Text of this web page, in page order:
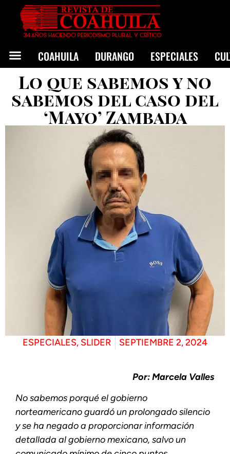
COAHUILA DURANGO ESPECIALES
Lo que sabemos y no
sabemos del caso del
‘Mayo’ Zambada
ESPECIALES, SLIDER SEPTIEMBRE 2, 2024
Por: Marcela Valles
No sabemos porqué el gobierno
norteamericano guardó un prolongado silencio
y se ha negado a proporcionar información
detallada al gobierno mexicano, salvo un